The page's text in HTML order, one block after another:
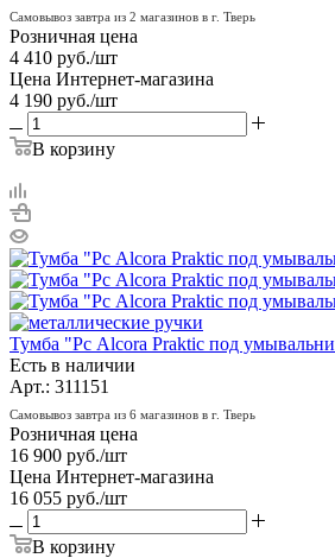
Самовывоз завтра из 2 магазинов в г. Тверь
Розничная цена
4 410 руб./шт
Цена Интернет-магазина
4 190 руб./шт
В корзину
Тумба "Рс Alcora Praktic под
Есть в наличии
Арт.: 311151
Самовывоз завтра из 6 магазинов в г. Тверь
Розничная цена
16 900 руб./шт
Цена Интернет-магазина
16 055 руб./шт
В корзину